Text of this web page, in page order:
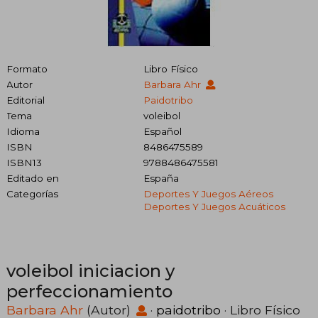
Formato
Libro Físico
Autor
Barbara Ahr
Editorial
Paidotribo
Tema
voleibol
Idioma
Español
ISBN
8486475589
ISBN13
9788486475581
Editado en
España
Categorías
Deportes Y Juegos Aéreos
Deportes Y Juegos Acuáticos
voleibol iniciacion y
perfeccionamiento
Barbara Ahr (Autor) · paidotribo · Libro Físico